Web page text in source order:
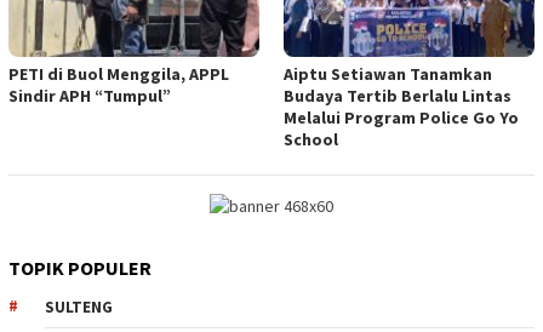
PETI di Buol Menggila, APPL
Sindir APH “Tumpul”
Aiptu Setiawan Tanamkan
Budaya Tertib Berlalu Lintas
Melalui Program Police Go Yo
School
TOPIK POPULER
SULTENG